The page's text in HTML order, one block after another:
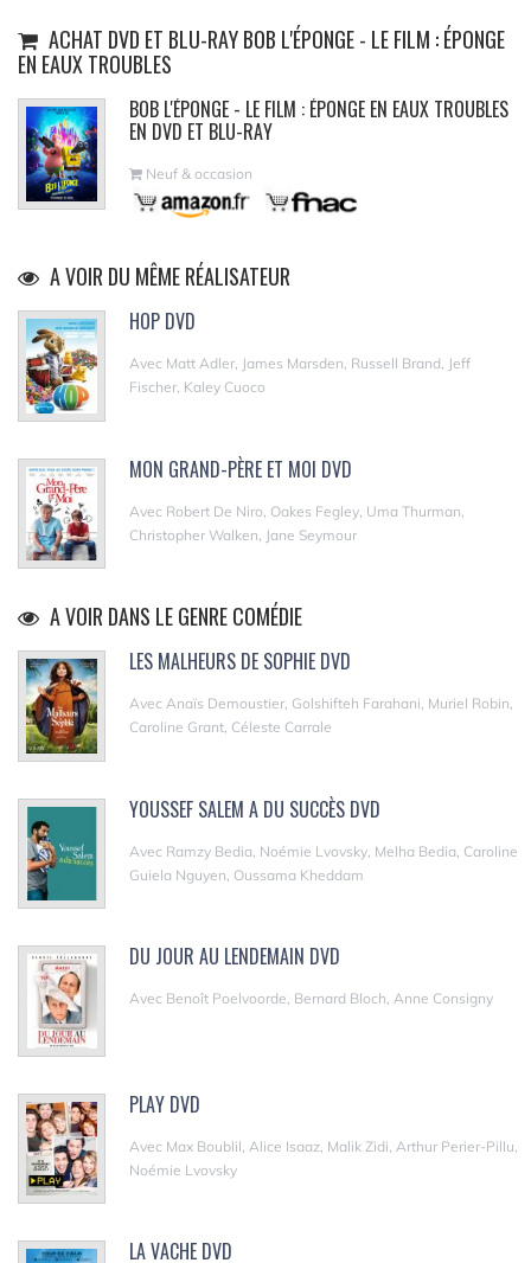
ACHAT DVD ET BLU-RAY BOB L'ÉPONGE - LE FILM : ÉPONGE
EN EAUX TROUBLES
BOB L'ÉPONGE - LE FILM : ÉPONGE EN EAUX TROUBLES
EN DVD ET BLU-RAY
Neuf & occasion
A VOIR DU MÊME RÉALISATEUR
HOP DVD
Avec Matt Adler, James Marsden, Russell Brand, Jeff
Fischer, Kaley Cuoco
MON GRAND-PÈRE ET MOI DVD
Avec Robert De Niro, Oakes Fegley, Uma Thurman,
Christopher Walken, Jane Seymour
A VOIR DANS LE GENRE COMÉDIE
LES MALHEURS DE SOPHIE DVD
Avec Anaïs Demoustier, Golshifteh Farahani, Muriel Robin,
Caroline Grant, Céleste Carrale
YOUSSEF SALEM A DU SUCCÈS DVD
Avec Ramzy Bedia, Noémie Lvovsky, Melha Bedia, Caroline
Guiela Nguyen, Oussama Kheddam
DU JOUR AU LENDEMAIN DVD
Avec Benoît Poelvoorde, Bernard Bloch, Anne Consigny
PLAY DVD
Avec Max Boublil, Alice Isaaz, Malik Zidi, Arthur Perier-Pillu,
Noémie Lvovsky
LA VACHE DVD